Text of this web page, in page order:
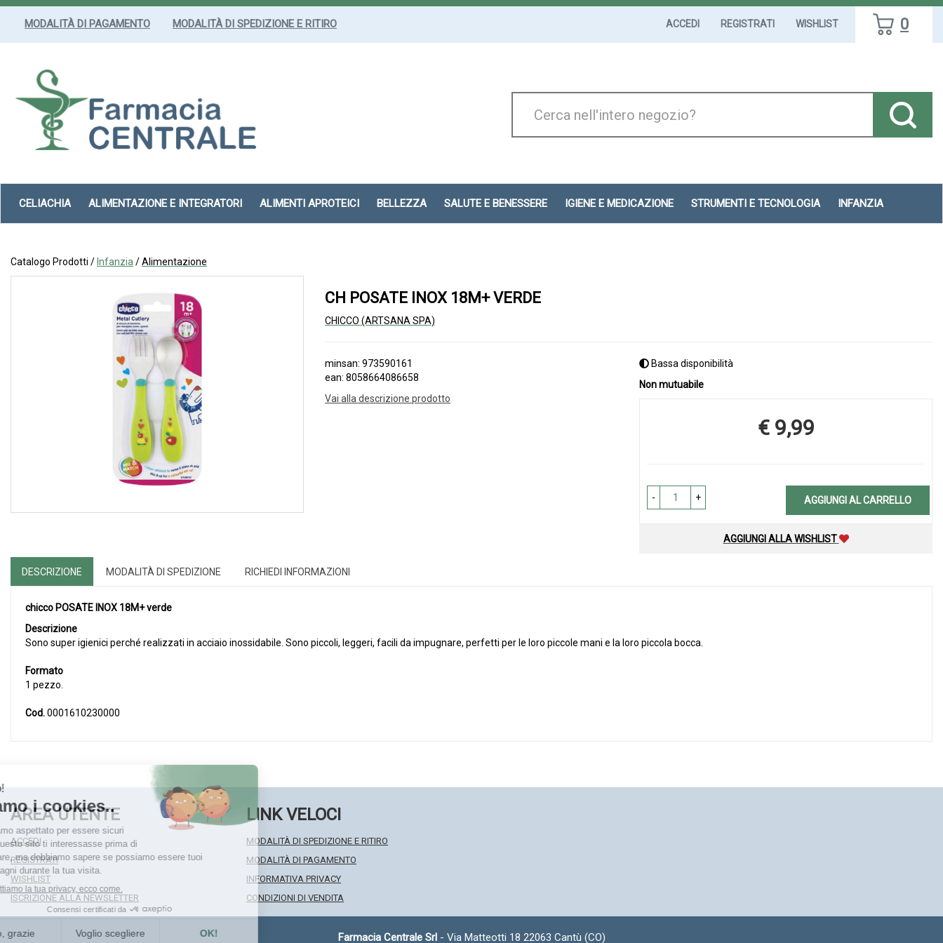
Passa
MODALITÀ DI PAGAMENTO MODALITÀ DI SPEDIZIONE E RITIRO ACCEDI REGISTRATI WISHLIST 0
Prodotto
CELIACHIA ALIMENTAZIONE E INTEGRATORI ALIMENTI APROTEICI BELLEZZA SALUTE E BENESSERE IGIENE E MEDICAZIONE STRUMENTI E TECNOLOGIA INFANZIA
Catalogo Prodotti / Infanzia /Alimentazione
CH POSATE INOX 18M+ VERDE
CHICCO (ARTSANA SPA)
minsan: 973590161
ean: 8058664086658
Vai alla descrizione prodotto
Bassa disponibilità
Non mutuabile
Prezzo
€ 9,99
- + AGGIUNGI AL CARRELLO
AGGIUNGI ALLA WISHLIST
DESCRIZIONE MODALITÀ DI SPEDIZIONE RICHIEDI INFORMAZIONI
chicco POSATE INOX 18M+ verde
Descrizione
Sono super igienici perché realizzati in acciaio inossidabile. Sono piccoli, leggeri, facili da impugnare, perfetti per le loro piccole mani e la loro piccola bocca.
Formato
1 pezzo.
Cod.0001610230000
AREA UTENTE
ACCEDI
REGISTRATI
WISHLIST
ISCRIZIONE ALLA NEWSLETTER
LINK VELOCI
MODALITÀ DI SPEDIZIONE E RITIRO
MODALITÀ DI PAGAMENTO
INFORMATIVA PRIVACY
CONDIZIONI DI VENDITA
Farmacia Centrale Srl- Via Matteotti 18 22063 Cantù (CO)